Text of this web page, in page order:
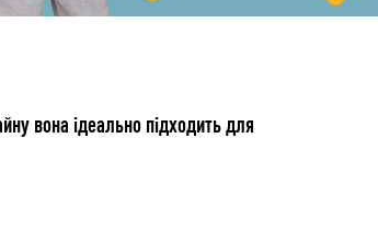
вона ідеально підходить для